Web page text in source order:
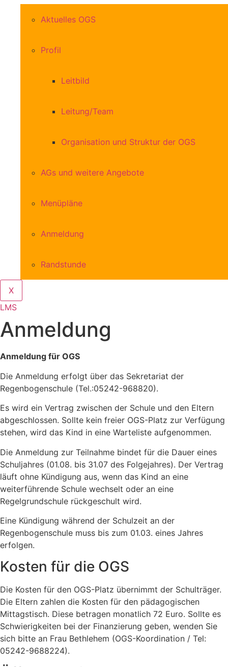
Aktuelles OGS
Profil
Leitbild
Leitung/Team
Organisation und Struktur der OGS
AGs und weitere Angebote
Menüpläne
Anmeldung
Randstunde
X
LMS
Anmeldung
Anmeldung für OGS
Die Anmeldung erfolgt über das Sekretariat der
Regenbogenschule (Tel.:05242-968820).
Es wird ein Vertrag zwischen der Schule und den Eltern
abgeschlossen. Sollte kein freier OGS-Platz zur Verfügung
stehen, wird das Kind in eine Warteliste aufgenommen.
Die Anmeldung zur Teilnahme bindet für die Dauer eines
Schuljahres (01.08. bis 31.07 des Folgejahres). Der Vertrag
läuft ohne Kündigung aus, wenn das Kind an eine
weiterführende Schule wechselt oder an eine
Regelgrundschule rückgeschult wird.
Eine Kündigung während der Schulzeit an der
Regenbogenschule muss bis zum 01.03. eines Jahres
erfolgen.
Kosten für die OGS
Die Kosten für den OGS-Platz übernimmt der Schulträger.
Die Eltern zahlen die Kosten für den pädagogischen
Mittagstisch. Diese betragen monatlich 72 Euro. Sollte es
Schwierigkeiten bei der Finanzierung geben, wenden Sie
sich bitte an Frau Bethlehem (OGS-Koordination / Tel:
05242-9688224).